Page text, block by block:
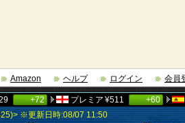
Amazon ヘルプ ログイン 会員
+72 プレミア ¥511 +60 リ
※更新日時:08/07 11:50